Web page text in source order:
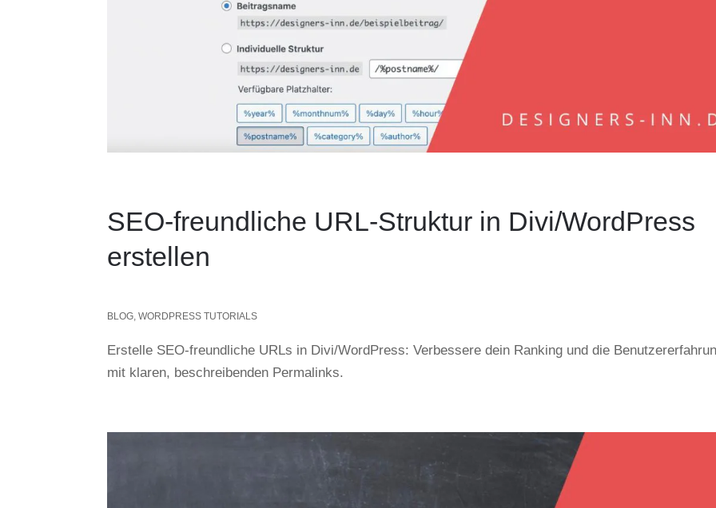
SEO-freundliche URL-Struktur in Divi/WordPress
erstellen
BLOG,WORDPRESS TUTORIALS
Erstelle SEO-freundliche URLs in Divi/WordPress: Verbessere dein Ranking und die
mit klaren, beschreibenden Permalinks.